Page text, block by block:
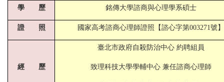
學 歷 銘傳大學諮商與心理學系碩士
證 照 國家高考諮商心理師證照【諮心字第003271號】
經 歷
臺北市政府自殺防治中心 約聘組員
致理科技大學學輔中心 兼任諮商心理師